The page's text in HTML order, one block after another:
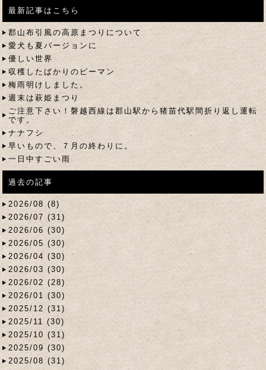
最新記事はこちら
郡山布引風の高原まつりについて
愛犬も夏バージョンに
優しい世界
収穫したばかりのピーマン
梅雨明けしました。
週末は萩姫まつり
ご注意下さい！磐越西線は郡山駅から猪苗代駅間折り返し運転
です。
ナナフシ
早いもので、７月の終わりに。
一日中すごい雨
過去の記事
2026/08 (8)
2026/07 (31)
2026/06 (30)
2026/05 (30)
2026/04 (30)
2026/03 (30)
2026/02 (28)
2026/01 (30)
2025/12 (31)
2025/11 (30)
2025/10 (31)
2025/09 (30)
2025/08 (31)